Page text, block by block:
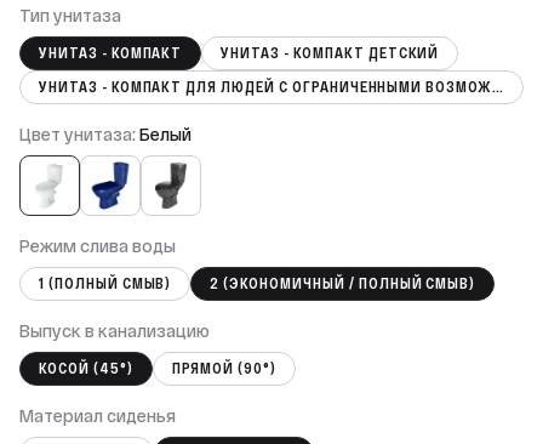
Тип унитаза
УНИТАЗ - КОМПАКТ
УНИТАЗ - КОМПАКТ ДЕТСКИЙ
УНИТАЗ - КОМПАКТ ДЛЯ ЛЮДЕЙ С ОГРАНИЧЕННЫМИ ВОЗМОЖНОСТЯМИ
Цвет унитаза: Белый
Режим слива воды
1 (ПОЛНЫЙ СМЫВ) 2 (ЭКОНОМИЧНЫЙ / ПОЛНЫЙ СМЫВ)
Выпуск в канализацию
КОСОЙ (45°) ПРЯМОЙ (90°)
Материал сиденья